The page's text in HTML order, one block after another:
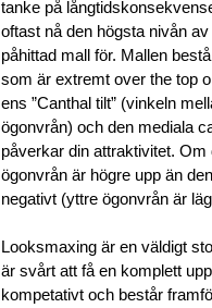
tanke på
oftast nå den högsta nivån
påhittad mall för. Mallen
som är extremt over the top
ens ”Canthal tilt” (vinkeln
ögonvrån) och den mediala
påverkar din attraktivitet.
ögonvrån är högre upp än
negativt (yttre ögonvrån är
Looksmaxing är en väldigt
är svårt att få en komplett
kompetativt och består